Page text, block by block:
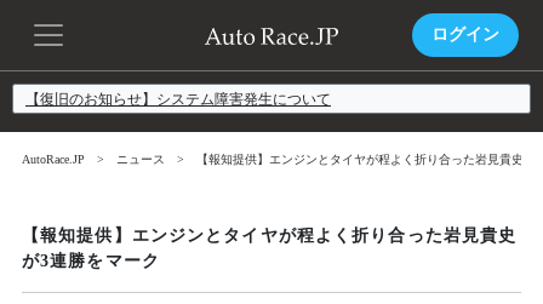
ログイン
【復旧のお知らせ】システム障害発生について
AutoRace.JP ニュース 【報知提供】エンジンとタイヤが程よく折り合った岩見貴史が
【報知提供】エンジンとタイヤが程よく折り合った岩見貴史
が3連勝をマーク